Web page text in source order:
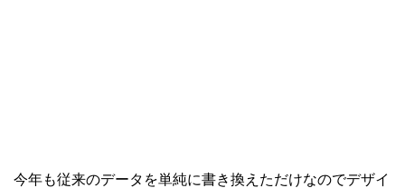
今年も従来のデータを単純に書き換えただけなのでデザイ